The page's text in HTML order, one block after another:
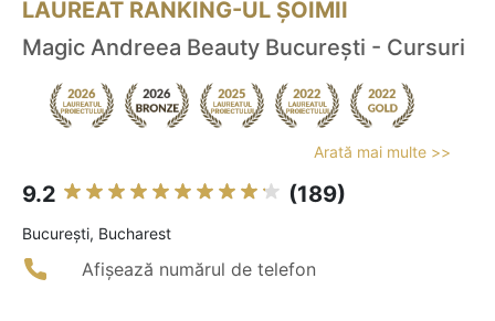
LAUREAT RANKING-UL ȘOIMII
Magic Andreea Beauty București - Cursuri
Arată mai multe >>
9.2 (189)
Bucureşti, Bucharest
Afișează numărul de telefon